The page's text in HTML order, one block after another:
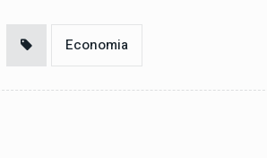
Economia